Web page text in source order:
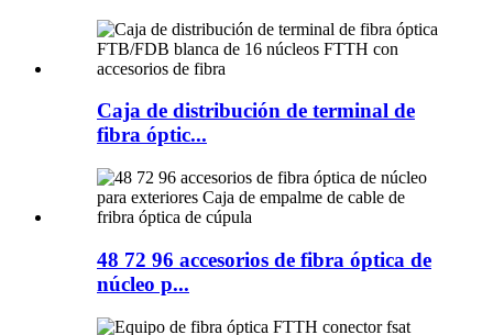
Caja de distribución de terminal de
fibra óptic...
48 72 96 accesorios de fibra óptica de
núcleo p...